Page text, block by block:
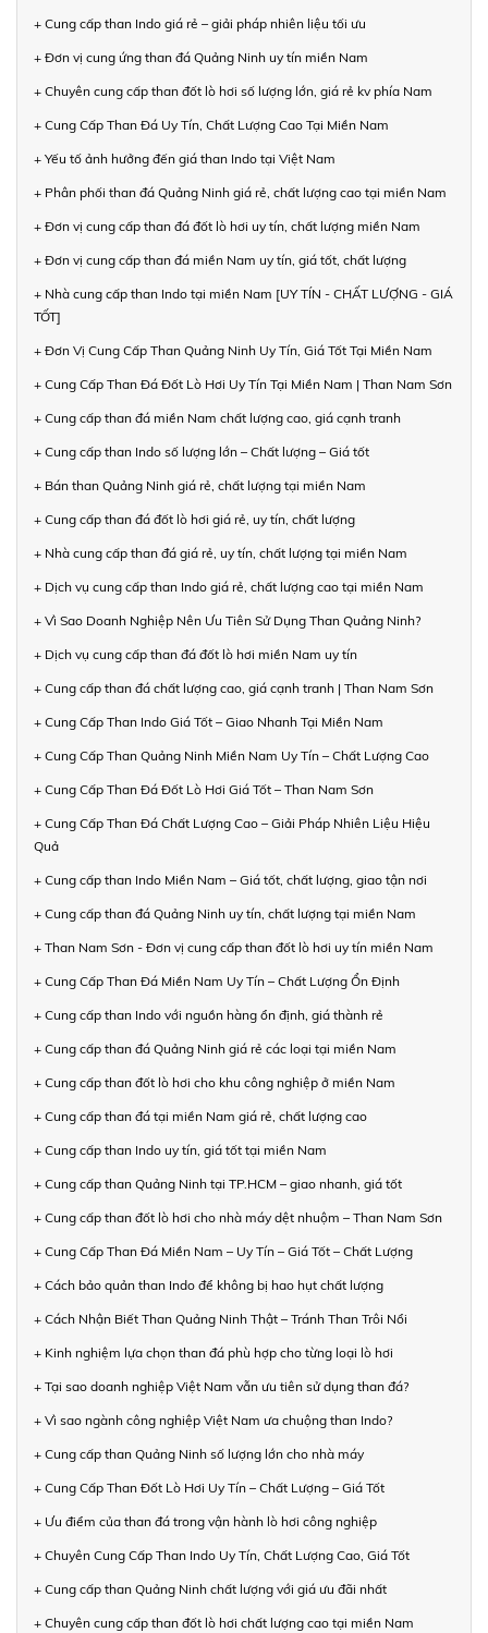
+ Cung cấp than Indo giá rẻ – giải pháp nhiên liệu tối ưu
+ Đơn vị cung ứng than đá Quảng Ninh uy tín miền Nam
+ Chuyên cung cấp than đốt lò hơi số lượng lớn, giá rẻ kv phía Nam
+ Cung Cấp Than Đá Uy Tín, Chất Lượng Cao Tại Miền Nam
+ Yếu tố ảnh hưởng đến giá than Indo tại Việt Nam
+ Phân phối than đá Quảng Ninh giá rẻ, chất lượng cao tại miền Nam
+ Đơn vị cung cấp than đá đốt lò hơi uy tín, chất lượng miền Nam
+ Đơn vị cung cấp than đá miền Nam uy tín, giá tốt, chất lượng
+ Nhà cung cấp than Indo tại miền Nam [UY TÍN - CHẤT LƯỢNG - GIÁ
TỐT]
+ Đơn Vị Cung Cấp Than Quảng Ninh Uy Tín, Giá Tốt Tại Miền Nam
+ Cung Cấp Than Đá Đốt Lò Hơi Uy Tín Tại Miền Nam | Than Nam Sơn
+ Cung cấp than đá miền Nam chất lượng cao, giá cạnh tranh
+ Cung cấp than Indo số lượng lớn – Chất lượng – Giá tốt
+ Bán than Quảng Ninh giá rẻ, chất lượng tại miền Nam
+ Cung cấp than đá đốt lò hơi giá rẻ, uy tín, chất lượng
+ Nhà cung cấp than đá giá rẻ, uy tín, chất lượng tại miền Nam
+ Dịch vụ cung cấp than Indo giá rẻ, chất lượng cao tại miền Nam
+ Vì Sao Doanh Nghiệp Nên Ưu Tiên Sử Dụng Than Quảng Ninh?
+ Dịch vụ cung cấp than đá đốt lò hơi miền Nam uy tín
+ Cung cấp than đá chất lượng cao, giá cạnh tranh | Than Nam Sơn
+ Cung Cấp Than Indo Giá Tốt – Giao Nhanh Tại Miền Nam
+ Cung Cấp Than Quảng Ninh Miền Nam Uy Tín – Chất Lượng Cao
+ Cung Cấp Than Đá Đốt Lò Hơi Giá Tốt – Than Nam Sơn
+ Cung Cấp Than Đá Chất Lượng Cao – Giải Pháp Nhiên Liệu Hiệu
Quả
+ Cung cấp than Indo Miền Nam – Giá tốt, chất lượng, giao tận nơi
+ Cung cấp than đá Quảng Ninh uy tín, chất lượng tại miền Nam
+ Than Nam Sơn - Đơn vị cung cấp than đốt lò hơi uy tín miền Nam
+ Cung Cấp Than Đá Miền Nam Uy Tín – Chất Lượng Ổn Định
+ Cung cấp than Indo với nguồn hàng ổn định, giá thành rẻ
+ Cung cấp than đá Quảng Ninh giá rẻ các loại tại miền Nam
+ Cung cấp than đốt lò hơi cho khu công nghiệp ở miền Nam
+ Cung cấp than đá tại miền Nam giá rẻ, chất lượng cao
+ Cung cấp than Indo uy tín, giá tốt tại miền Nam
+ Cung cấp than Quảng Ninh tại TP.HCM – giao nhanh, giá tốt
+ Cung cấp than đốt lò hơi cho nhà máy dệt nhuộm – Than Nam Sơn
+ Cung Cấp Than Đá Miền Nam – Uy Tín – Giá Tốt – Chất Lượng
+ Cách bảo quản than Indo để không bị hao hụt chất lượng
+ Cách Nhận Biết Than Quảng Ninh Thật – Tránh Than Trôi Nổi
+ Kinh nghiệm lựa chọn than đá phù hợp cho từng loại lò hơi
+ Tại sao doanh nghiệp Việt Nam vẫn ưu tiên sử dụng than đá?
+ Vì sao ngành công nghiệp Việt Nam ưa chuộng than Indo?
+ Cung cấp than Quảng Ninh số lượng lớn cho nhà máy
+ Cung Cấp Than Đốt Lò Hơi Uy Tín – Chất Lượng – Giá Tốt
+ Ưu điểm của than đá trong vận hành lò hơi công nghiệp
+ Chuyên Cung Cấp Than Indo Uy Tín, Chất Lượng Cao, Giá Tốt
+ Cung cấp than Quảng Ninh chất lượng với giá ưu đãi nhất
+ Chuyên cung cấp than đốt lò hơi chất lượng cao tại miền Nam